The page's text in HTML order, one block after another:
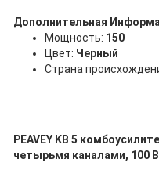
Дополнительная
Мощность: 150
Цвет: Черный
Страна
PEAVEY KB 5
четырьмя каналами, 100